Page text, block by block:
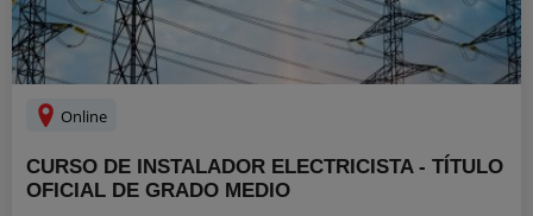
Online
CURSO DE INSTALADOR ELECTRICISTA - TÍTULO
OFICIAL DE GRADO MEDIO